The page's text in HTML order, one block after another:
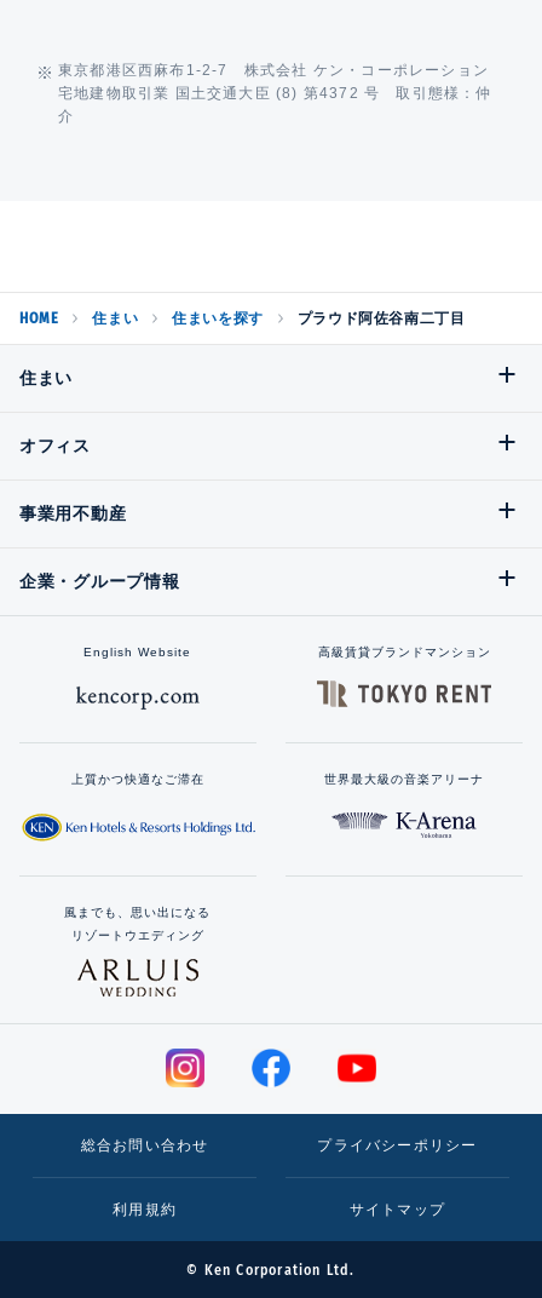
東京都港区西麻布1-2-7 株式会社 ケン・コーポレーション
宅地建物取引業 国土交通大臣 (8) 第4372 号 取引態様：仲
介
HOME 住まい 住まいを探す プラウド阿佐谷南二丁目
住まい
オフィス
事業用不動産
企業・グループ情報
English Website 高級賃貸ブランドマンション
上質かつ快適なご滞在 世界最大級の音楽アリーナ
風までも、思い出になる
リゾートウエディング
総合お問い合わせ プライバシーポリシー
利用規約 サイトマップ
© Ken Corporation Ltd.